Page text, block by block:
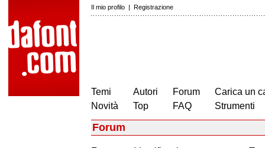
Il mio profilo | Registrazione
Temi
Novità
Autori
Top
Forum
FAQ
Carica un
Strumenti
Forum